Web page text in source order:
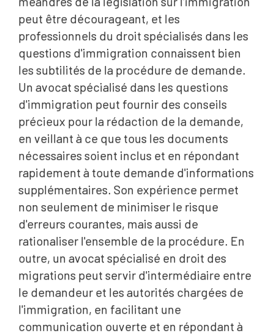
peut être décourageant, et les
professionnels du droit spécialisés dans les
questions d'immigration connaissent bien
les subtilités de la procédure de demande.
Un avocat spécialisé dans les questions
d'immigration peut fournir des conseils
précieux pour la rédaction de la demande,
en veillant à ce que tous les documents
nécessaires soient inclus et en répondant
rapidement à toute demande d'informations
supplémentaires. Son expérience permet
non seulement de minimiser le risque
d'erreurs courantes, mais aussi de
rationaliser l'ensemble de la procédure. En
outre, un avocat spécialisé en droit des
migrations peut servir d'intermédiaire entre
le demandeur et les autorités chargées de
l'immigration, en facilitant une
communication ouverte et en répondant à